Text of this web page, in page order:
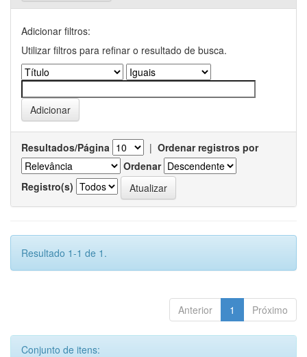
Adicionar filtros:
Utilizar filtros para refinar o resultado de busca.
Resultados/Página | Ordenar registros por
Ordenar
Registro(s)
Resultado 1-1 de 1.
Anterior 1 Próximo
Conjunto de itens: